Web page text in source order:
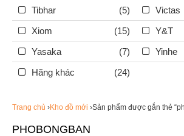
Tibhar
(5) Victas
Xiom
(15) Y&T
Yasaka
(7) Yinhe
Hãng khác
(24)
Trang chủ ›Kho đồ mới ›Sản phẩm được gắn thẻ
PHOBONGBAN